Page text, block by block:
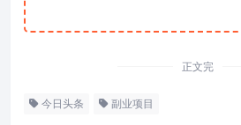
正文完
今日头条 副业项目